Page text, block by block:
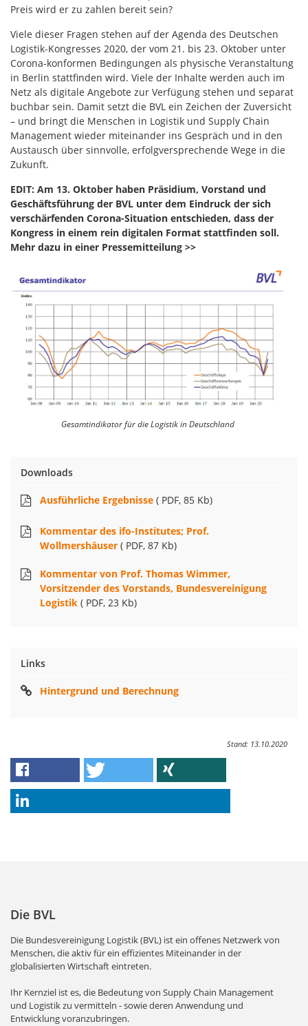
Preis wird er zu zahlen bereit sein?
Viele dieser Fragen stehen auf der Agenda des Deutschen
Logistik-Kongresses 2020, der vom 21. bis 23. Oktober unter
Corona-konformen Bedingungen als physische Veranstaltung
in Berlin stattfinden wird. Viele der Inhalte werden auch im
Netz als digitale Angebote zur Verfügung stehen und separat
buchbar sein. Damit setzt die BVL ein Zeichen der Zuversicht
– und bringt die Menschen in Logistik und Supply Chain
Management wieder miteinander ins Gespräch und in den
Austausch über sinnvolle, erfolgversprechende Wege in die
Zukunft.
EDIT: Am 13. Oktober haben Präsidium, Vorstand und
Geschäftsführung der BVL unter dem Eindruck der sich
verschärfenden Corona-Situation entschieden, dass der
Kongress in einem rein digitalen Format stattfinden soll.
Mehr dazu in einer Pressemitteilung >>
Gesamtindikator für die Logistik in Deutschland
Downloads
Ausführliche Ergebnisse ( PDF, 85 Kb)
Kommentar des ifo-Institutes; Prof.
Wollmershäuser ( PDF, 87 Kb)
Kommentar von Prof. Thomas Wimmer,
Vorsitzender des Vorstands, Bundesvereinigung
Logistik ( PDF, 23 Kb)
Links
Hintergrund und Berechnung
Stand: 13.10.2020
Die BVL
Die Bundesvereinigung Logistik (BVL) ist ein offenes Netzwerk von
Menschen, die aktiv für ein effizientes Miteinander in der
globalisierten Wirtschaft eintreten.
Ihr Kernziel ist es, die Bedeutung von Supply Chain Management
und Logistik zu vermitteln - sowie deren Anwendung und
Entwicklung voranzubringen.